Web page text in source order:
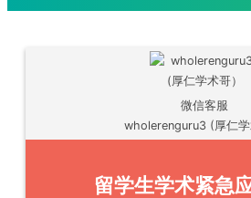
微信客服
wholerenguru3 (厚仁学
留学生学术紧急